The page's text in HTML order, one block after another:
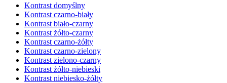
Kontrast domyślny
Kontrast czarno-biały
Kontrast biało-czarny
Kontrast żółto-czarny
Kontrast czarno-żółty
Kontrast czarno-zielony
Kontrast zielono-czarny
Kontrast żółto-niebieski
Kontrast niebiesko-żółty